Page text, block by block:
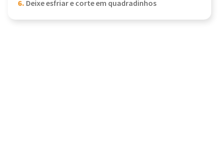
6. Deixe esfriar e corte em quadradinhos